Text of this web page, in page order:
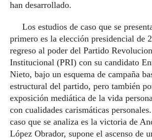
han desarrollado.
Los estudios de caso que se
primero es la elección presidencial de
regreso al poder del Partido
Institucional (PRI) con su candidato
Nieto, bajo un esquema de campaña
estructural del partido, pero también
exposición mediática de la vida
con cualidades carismáticas
caso que se analiza es la victoria de
López Obrador, supone el ascenso de